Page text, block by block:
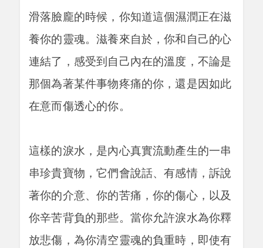
滑落臉龐的時候，你知道這個濕潤正在滋
養你的靈魂。滋養來自於，你和自己的心
連結了，感受到自己內在的溫度，不論是
那個為著某件事物疼痛的你，還是因如此
在意而傷透心的你。
這樣的淚水，是內心真實流動產生的一串
串珍貴寶物，它們會說話、有感情，訴說
著你的介意、你的苦痛，你的傷心，以及
你辛苦背負的那些。當你允許淚水為你釋
放悲傷，為你清空靈魂的負重時，即使有